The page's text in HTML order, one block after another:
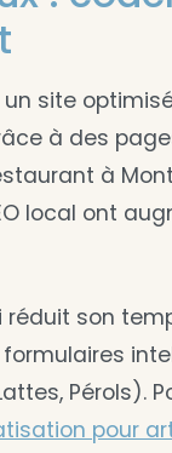
site
à des
à
local ont
son
Pérols).
pour